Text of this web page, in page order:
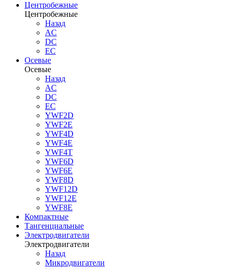
Центробежные
Центробежные
Назад
AC
DC
EC
Осевые
Осевые
Назад
AC
DC
EC
YWF2D
YWF2E
YWF4D
YWF4E
YWF4T
YWF6D
YWF6E
YWF8D
YWF12D
YWF12E
YWF8E
Компактные
Тангенциальные
Электродвигатели
Электродвигатели
Назад
Микродвигатели